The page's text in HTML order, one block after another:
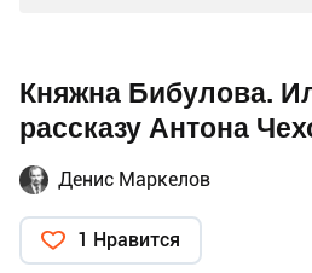
Княжна Бибулова.
рассказу Антона
Денис Маркелов
1 Нравится